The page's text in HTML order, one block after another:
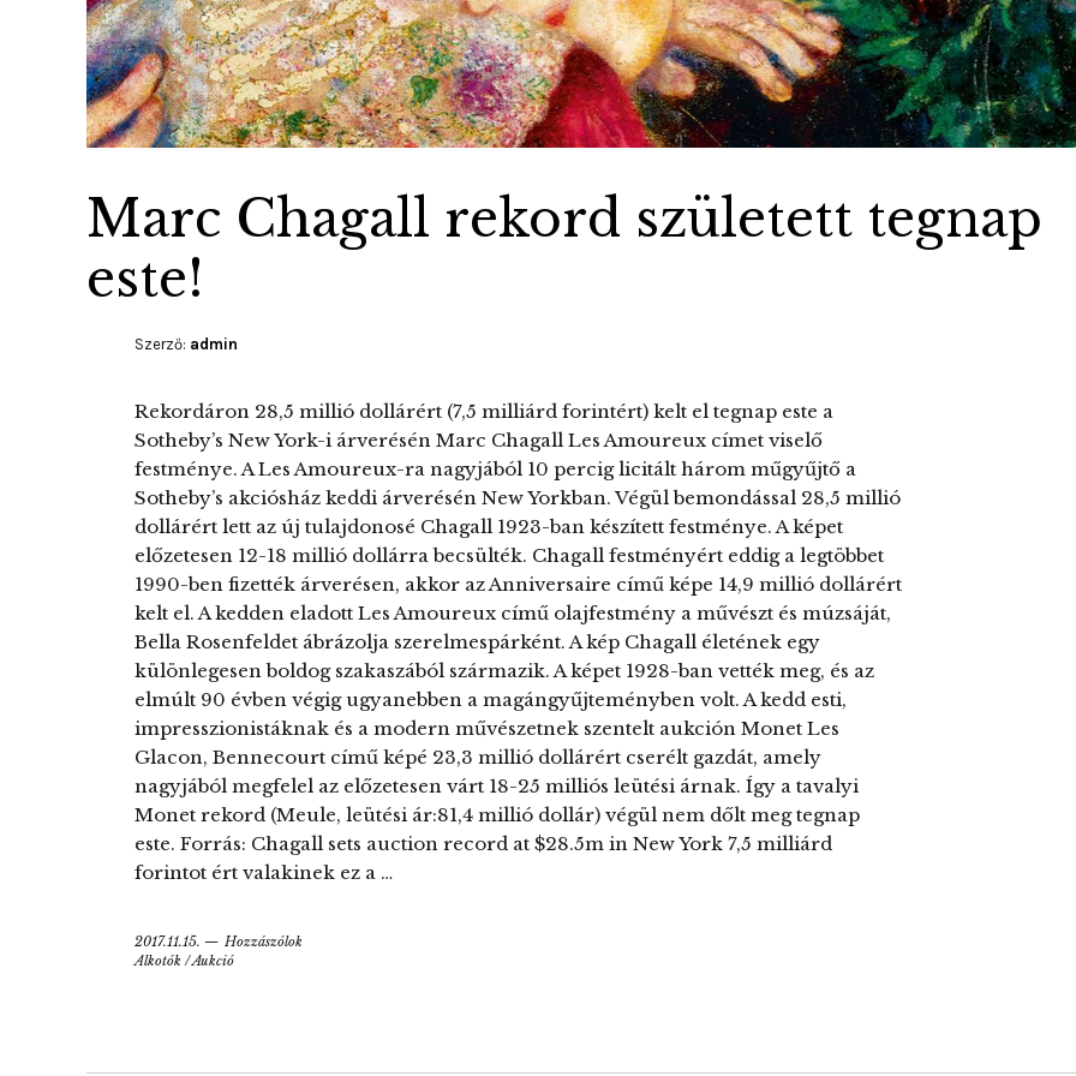
Marc Chagall rekord született tegnap
este!
Szerző: admin
Rekordáron 28,5 millió dollárért (7,5 milliárd forintért) kelt el tegnap este a
Sotheby’s New York-i árverésén Marc Chagall Les Amoureux címet viselő
festménye. A Les Amoureux-ra nagyjából 10 percig licitált három műgyűjtő a
Sotheby’s akciósház keddi árverésén New Yorkban. Végül bemondással 28,5 millió
dollárért lett az új tulajdonosé Chagall 1923-ban készített festménye. A képet
előzetesen 12-18 millió dollárra becsülték. Chagall festményért eddig a legtöbbet
1990-ben fizették árverésen, akkor az Anniversaire című képe 14,9 millió dollárért
kelt el. A kedden eladott Les Amoureux című olajfestmény a művészt és múzsáját,
Bella Rosenfeldet ábrázolja szerelmespárként. A kép Chagall életének egy
különlegesen boldog szakaszából származik. A képet 1928-ban vették meg, és az
elmúlt 90 évben végig ugyanebben a magángyűjteményben volt. A kedd esti,
impresszionistáknak és a modern művészetnek szentelt aukción Monet Les
Glacon, Bennecourt című képé 23,3 millió dollárért cserélt gazdát, amely
nagyjából megfelel az előzetesen várt 18-25 milliós leütési árnak. Így a tavalyi
Monet rekord (Meule, leütési ár:81,4 millió dollár) végül nem dőlt meg tegnap
este. Forrás: Chagall sets auction record at $28.5m in New York 7,5 milliárd
forintot ért valakinek ez a …
2017.11.15.
Hozzászólok
Alkotók /Aukció